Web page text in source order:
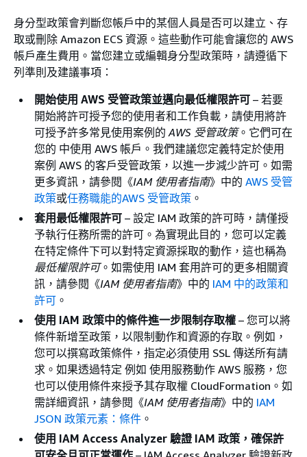
身分型政策會判斷您帳戶中的某個人員是否可以建立、存
取或刪除 Amazon ECS 資源。這些動作可能會讓您的 AWS
帳戶產生費用。當您建立或編輯身分型政策時，請遵循下
列準則及建議事項：
開始使用 AWS 受管政策並邁向最低權限許可 – 若要
開始將許可授予您的使用者和工作負載，請使用將許
可授予許多常見使用案例的 AWS 受管政策。它們可在
您的 中使用 AWS 帳戶。我們建議您定義特定於使用
案例 AWS 的客戶受管政策，以進一步減少許可。如需
更多資訊，請參閱《IAM 使用者指南》中的 AWS 受管
政策或任務職能的AWS 受管政策 。
套用最低權限許可 – 設定 IAM 政策的許可時，請僅授
予執行任務所需的許可。為實現此目的，您可以定義
在特定條件下可以對特定資源採取的動作，這也稱為
最低權限許可。如需使用 IAM 套用許可的更多相關資
訊，請參閱《IAM 使用者指南》中的 IAM 中的政策和
許可 。
使用 IAM 政策中的條件進一步限制存取權 – 您可以將
條件新增至政策，以限制動作和資源的存取。例如，
您可以撰寫政策條件，指定必須使用 SSL 傳送所有請
求。如果透過特定 例如 使用服務動作 AWS 服務，您
也可以使用條件來授予其存取權 CloudFormation。如
需詳細資訊，請參閱《IAM 使用者指南》中的 IAM
JSON 政策元素：條件 。
使用 IAM Access Analyzer 驗證 IAM 政策，確保許